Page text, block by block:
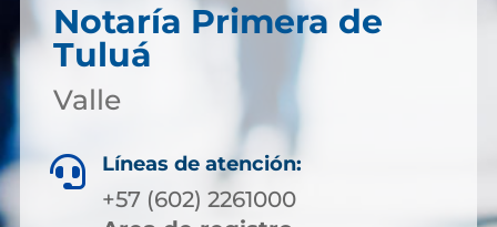
Notaría Primera de
Tuluá
Valle
 Líneas de atención:
+57 (602) 2261000